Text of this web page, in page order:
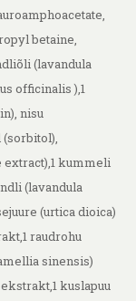
betaine,
(lavandula
officinalis ),1
nisu
(sorbitol),
kummeli
(lavandula
(urtica dioica)
raudrohu
sinensis)
kuslapuu